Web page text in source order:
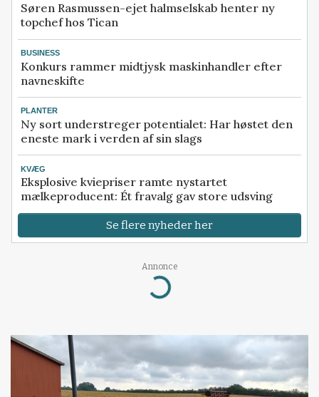
Søren Rasmussen-ejet halmselskab henter ny
topchef hos Tican
BUSINESS
Konkurs rammer midtjysk maskinhandler efter
navneskifte
PLANTER
Ny sort understreger potentialet: Har høstet den
eneste mark i verden af sin slags
KVÆG
Eksplosive kviepriser ramte nystartet
mælkeproducent: Ét fravalg gav store udsving
Se flere nyheder her
Annonce
Loading...